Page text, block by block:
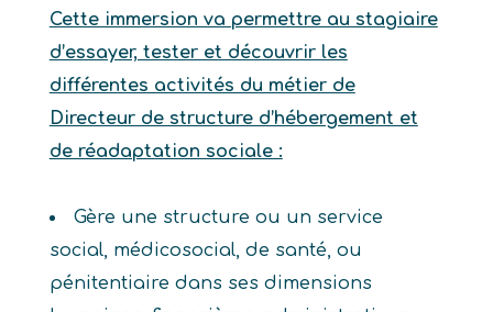
Cette immersion va permettre au stagiaire
d’essayer, tester et découvrir les
différentes activités du métier de
Directeur de structure d’hébergement et
de réadaptation sociale :
Gère une structure ou un service
social, médicosocial, de santé, ou
pénitentiaire dans ses dimensions